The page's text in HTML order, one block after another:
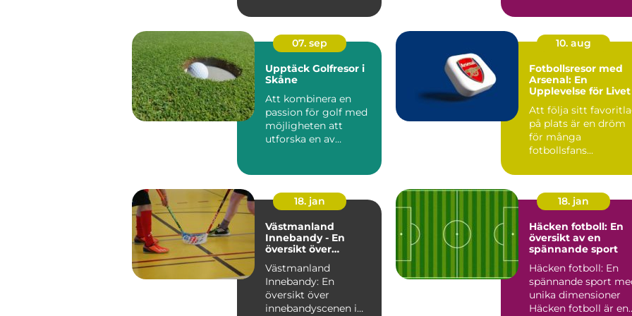
07. sep
Upptäck Golfresor i
Skåne
Att kombinera en
passion för golf med
möjligheten att
utforska en av
10. aug
Fotbollsresor med
Arsenal: En
Upplevelse för Livet
Att följa sitt
på plats är en dröm
för många
fotbollsfans...
18. jan
Västmanland
Innebandy - En
översikt över
Västmanland
Västmanland
Innebandy: En
översikt över
innebandyscenen i
18. jan
Häcken fotboll: En
översikt av en
spännande sport
Häcken fotboll: En
spännande sport
unika dimensioner
Häcken fotboll är en